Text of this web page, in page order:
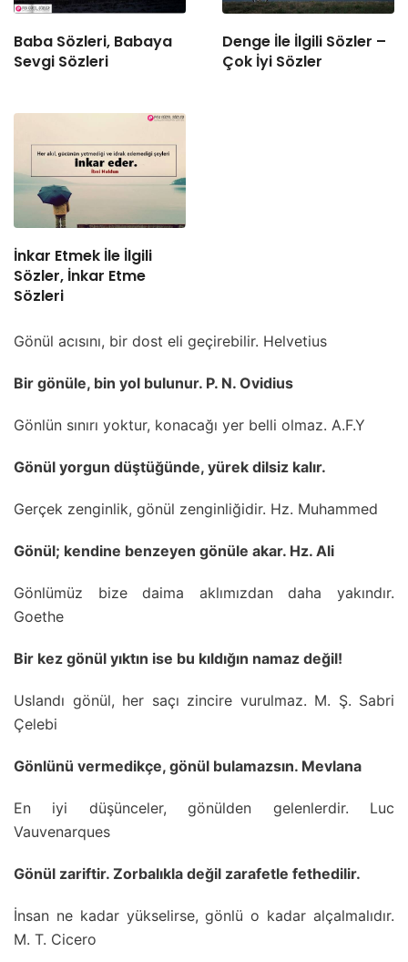
Baba Sözleri, Babaya
Sevgi Sözleri
Denge İle İlgili Sözler –
Çok İyi Sözler
İnkar Etmek İle İlgili
Sözler, İnkar Etme
Sözleri
Gönül acısını, bir dost eli geçirebilir. Helvetius
Bir gönüle, bin yol bulunur. P. N. Ovidius
Gönlün sınırı yoktur, konacağı yer belli olmaz. A.F.Y
Gönül yorgun düştüğünde, yürek dilsiz kalır.
Gerçek zenginlik, gönül zenginliğidir. Hz. Muhammed
Gönül; kendine benzeyen gönüle akar. Hz. Ali
Gönlümüz bize daima aklımızdan daha yakındır.
Goethe
Bir kez gönül yıktın ise bu kıldığın namaz değil!
Uslandı gönül, her saçı zincire vurulmaz. M. Ş. Sabri
Çelebi
Gönlünü vermedikçe, gönül bulamazsın. Mevlana
En iyi düşünceler, gönülden gelenlerdir. Luc
Vauvenarques
Gönül zariftir. Zorbalıkla değil zarafetle fethedilir.
İnsan ne kadar yükselirse, gönlü o kadar alçalmalıdır.
M. T. Cicero